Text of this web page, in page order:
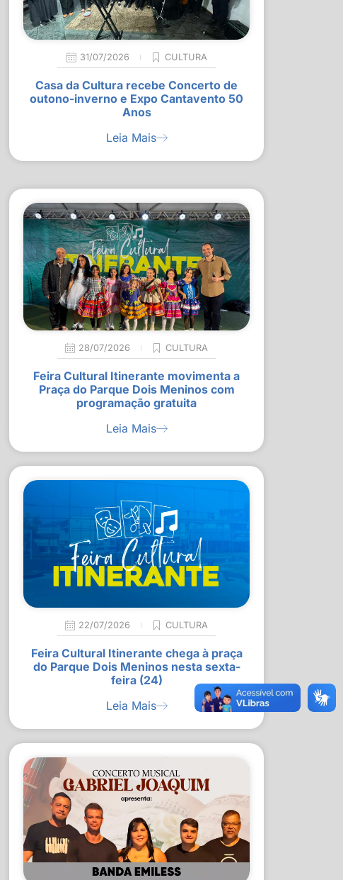
31/07/2026 CULTURA
Casa da Cultura recebe Concerto de
outono-inverno e Expo Cantavento 50
Anos
Leia Mais
28/07/2026 CULTURA
Feira Cultural Itinerante movimenta a
Praça do Parque Dois Meninos com
programação gratuita
Leia Mais
22/07/2026 CULTURA
Feira Cultural Itinerante chega à praça
do Parque Dois Meninos nesta sexta-
feira (24)
Leia Mais